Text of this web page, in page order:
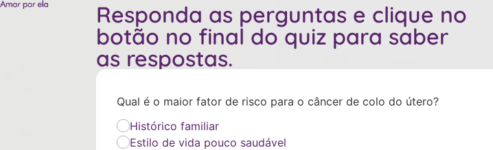
Responda as perguntas e clique no
botão no final do quiz para saber
as respostas.
Qual é o maior fator de risco para o câncer de colo do útero?
Histórico familiar
Estilo de vida pouco saudável